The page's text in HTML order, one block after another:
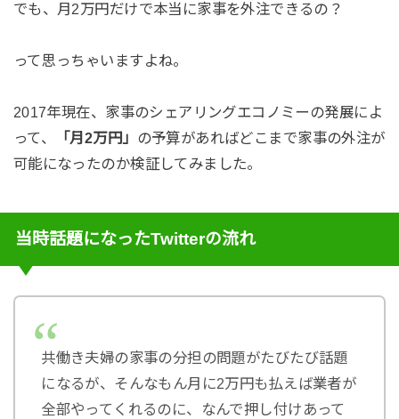
でも、月2万円だけで本当に家事を外注できるの？
って思っちゃいますよね。
2017年現在、家事のシェアリングエコノミーの発展によ
って、
「月2万円」 の予算があればどこまで家事の外注が
可能になったのか検証してみました。
当時話題になったTwitterの流れ
共働き夫婦の家事の分担の問題がたびたび話題
になるが、そんなもん月に2万円も払えば業者が
全部やってくれるのに、なんで押し付けあって